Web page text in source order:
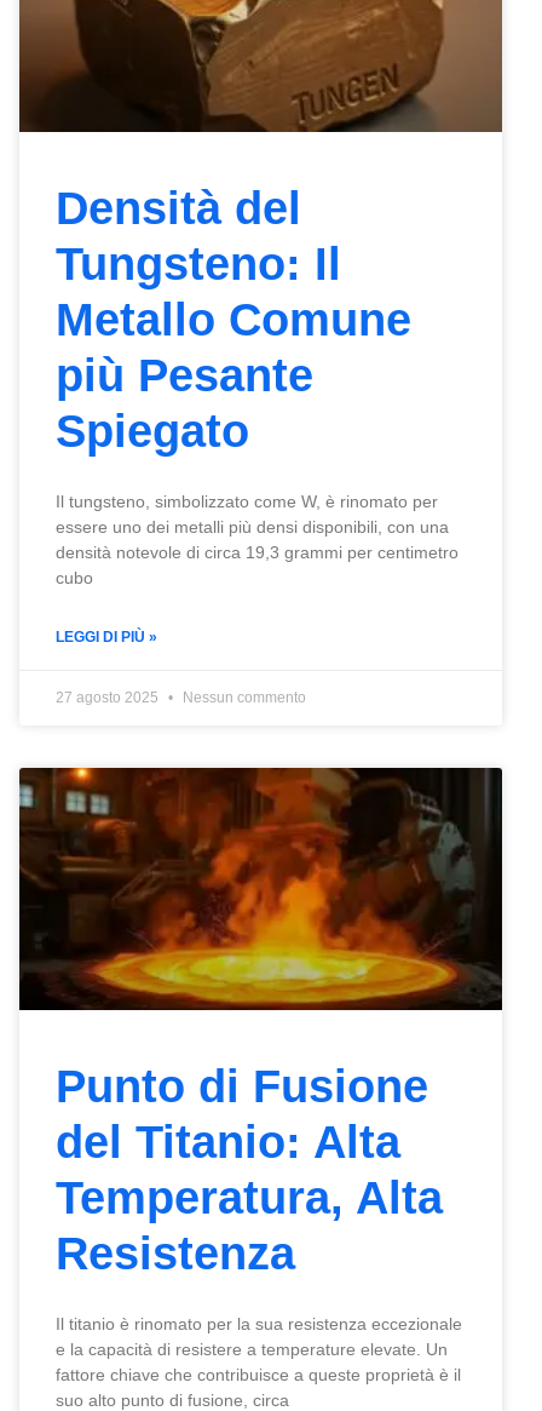
Densità del
Tungsteno: Il
Metallo Comune
più Pesante
Spiegato
Il tungsteno, simbolizzato come W, è rinomato per
essere uno dei metalli più densi disponibili, con una
densità notevole di circa 19,3 grammi per centimetro
cubo
LEGGI DI PIÙ »
27 agosto 2025 Nessun commento
Punto di Fusione
del Titanio: Alta
Temperatura, Alta
Resistenza
Il titanio è rinomato per la sua resistenza eccezionale
e la capacità di resistere a temperature elevate. Un
fattore chiave che contribuisce a queste proprietà è il
suo alto punto di fusione, circa